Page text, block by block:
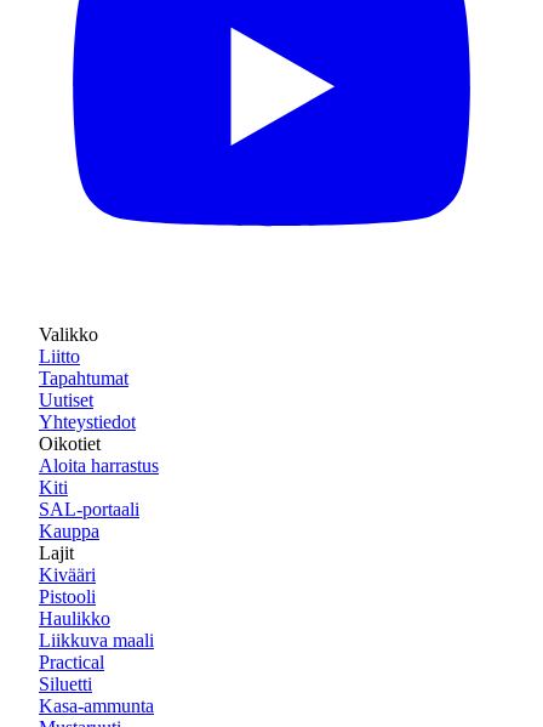
Valikko
Liitto
Tapahtumat
Uutiset
Yhteystiedot
Oikotiet
Aloita harrastus
Kiti
SAL-portaali
Kauppa
Lajit
Kivääri
Pistooli
Haulikko
Liikkuva maali
Practical
Siluetti
Kasa-ammunta